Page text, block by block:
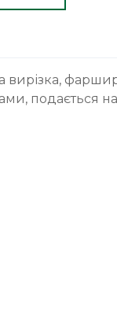
вирізка,
подається